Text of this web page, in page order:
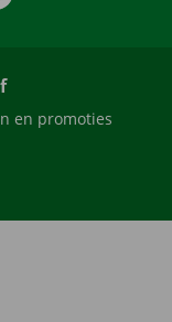
en promoties